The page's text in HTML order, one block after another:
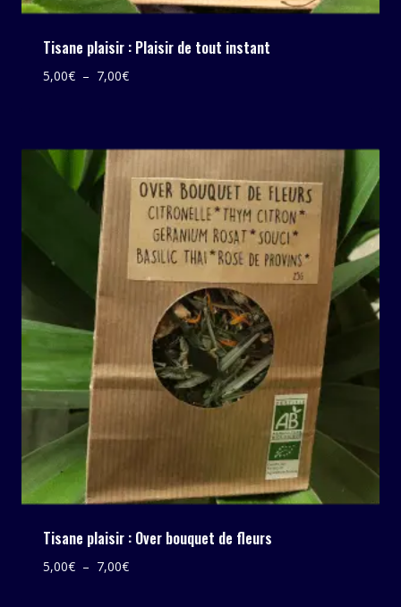
Tisane plaisir : Plaisir de tout instant
5,00€ – 7,00€Plage
7,00€
Tisane plaisir : Over bouquet de fleurs
5,00€ – 7,00€Plage